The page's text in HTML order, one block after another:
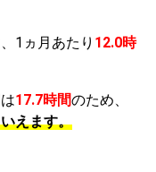
1ヵ月あたり 12.0時
17.7時間のため、
えます。